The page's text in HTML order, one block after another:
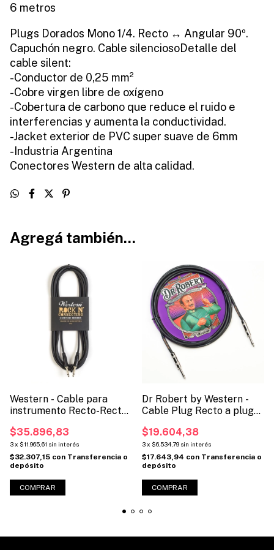
6 metros
Plugs Dorados Mono 1/4. Recto ↔ Angular 90º.
Capuchón negro. Cable silenciosoDetalle del
cable silent:
-Conductor de 0,25 mm²
-Cobre virgen libre de oxígeno
-Cobertura de carbono que reduce el ruido e
interferencias y aumenta la conductividad.
-Jacket exterior de PVC super suave de 6mm
-Industria Argentina
Conectores Western de alta calidad.
Agregá también...
Western - Cable para
instrumento Recto-Recto
$35.896,83
3x $11.965,61 sin interés
$32.307,15 con Transferencia o
depósito
COMPRAR
Dr Robert by Western -
Cable Plug Recto a plug
(Código DR-RR)
$19.604,38
3x $6.534,79 sin interés
$17.643,94 con Transferencia o
depósito
COMPRAR